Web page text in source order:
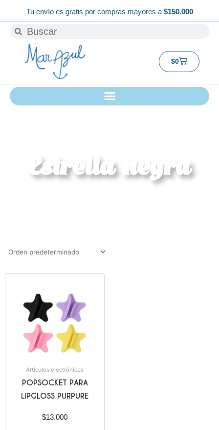
contenido
Tu envío es gratis por compras mayores a $150.000
BuscarBuscar
$0Carrito
Estrella negra
Artículos electrónicos
POPSOCKET PARA
LIPGLOSS PURPURE
$13.000